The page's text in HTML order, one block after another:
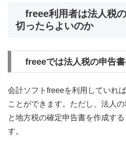
freee利用者は法人税
切ったらよいのか
freeeでは法人税の申告
会計ソフトfreeeを利用していれ
ことができます。ただし、法人
と地方税の確定申告書を作成す
す。